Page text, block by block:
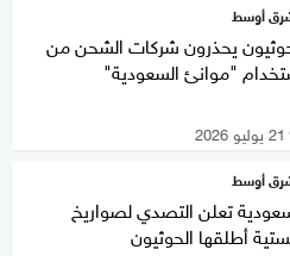
أوسط
يحذرون شركات الشحن من
"موانئ السعودية"
21 يوليو 2026
أوسط
تعلن التصدي لصواريخ
أطلقها الحوثيون